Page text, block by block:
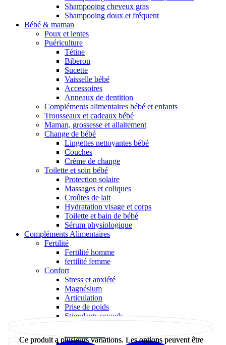
Ce produit a plusieurs variations. Les options peuvent être
Ce produit a plusieurs variations. Les options peuvent être
Shampooing cheveux gras
Shampooing doux et fréquent
Bébé & maman
Poux et lentes
Puériculture
Tétine
Biberon
Sucette
Vaisselle bébé
Accessoires
Anneaux de dentition
Compléments alimentaires bébé et enfants
Trousseaux et cadeaux bébé
Maman, grossesse et allaitement
Change de bébé
Lingettes nettoyantes bébé
Couches
Crème de change
Toilette et soin bébé
Protection solaire
Massages et coliques
Croûtes de lait
Hydratation visage et corps
Toilette et bain de bébé
Sérum physiologique
Compléments Alimentaires
Fertilité
Fertilité homme
fertilité femme
Confort
Stress et anxiété
Magnésium
Articulation
Prise de poids
Stimulants sexuels
Fatigue